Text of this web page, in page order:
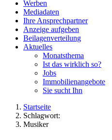
Werben
Mediadaten
Ihre Ansprechpartner
Anzeige aufgeben
Beilagenverteilung
Aktuelles
Monatsthema
Ist das wirklich so?
Jobs
Immobilienangebote
Sie sucht Ihn
Startseite
Schlagwort:
Musiker